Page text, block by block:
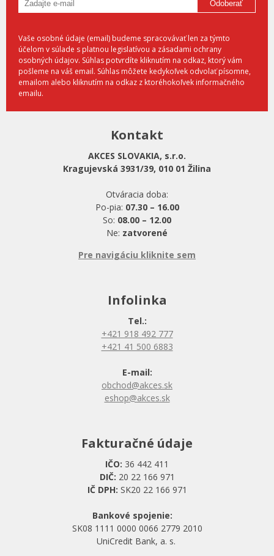
Odoberať
Vaše osobné údaje (email) budeme spracovávať len za týmto
účelom v súlade s platnou legislatívou a zásadami ochrany
osobných údajov. Súhlas potvrdíte kliknutím na odkaz, ktorý vám
pošleme na váš email. Súhlas môžete kedykoľvek odvolať písomne,
emailom alebo kliknutím na odkaz z ktoréhokoľvek informačného
emailu.
Kontakt
AKCES SLOVAKIA, s.r.o.
Kragujevská 3931/39, 010 01 Žilina
Otváracia doba:
Po-pia: 07.30 – 16.00
So: 08.00 – 12.00
Ne: zatvorené
Pre navigáciu kliknite sem
Infolinka
Tel.:
+421 918 492 777
+421 41 500 6883
E-mail:
obchod@akces.sk
eshop@akces.sk
Fakturačné údaje
IČO: 36 442 411
DIČ: 20 22 166 971
IČ DPH: SK20 22 166 971
Bankové spojenie:
SK08 1111 0000 0066 2779 2010
UniCredit Bank, a. s.